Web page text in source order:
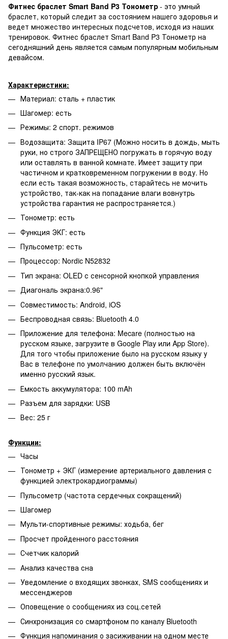
Фитнес браслет Smart Band P3 Тонометр - это умный
браслет, который следит за состоянием нашего здоровья и
ведет множество интересных подсчетов, исходя из наших
тренировок. Фитнес браслет Smart Band P3 Тонометр на
сегодняшний день является самым популярным мобильным
девайсом.
Характеристики:
Материал: сталь + пластик
Шагомер: есть
Режимы: 2 спорт. режимов
Водозащита: Защита IP67 (Можно носить в дождь, мыть
руки, но строго ЗАПРЕЩЕНО погружать в горячую воду
или оставлять в ванной комнате. Имеет защиту при
частичном и кратковременном погружении в воду. Но
если есть такая возможность, старайтесь не мочить
устройство, так-как на попадание влаги вовнутрь
устройства гарантия не распространяется.)
Тонометр: есть
Функция ЭКГ: есть
Пульсометр: есть
Процессор: Nordic N52832
Тип экрана: OLED с сенсорной кнопкой управления
Диагональ экрана:0.96"
Совместимость: Android, iOS
Беспроводная связь: Bluetooth 4.0
Приложение для телефона: Mecare (полностью на
русском языке, загрузите в Google Play или App Store).
Для того чтобы приложение было на русском языку у
Вас в телефоне по умолчанию должен быть включён
именно русский язык.
Емкость аккумулятора: 100 mAh
Разъем для зарядки: USB
Вес: 25 г
Функции:
Часы
Тонометр + ЭКГ (измерение артериального давления с
функцией электрокардиограммы)
Пульсометр (частота сердечных сокращений)
Шагомер
Мульти-спортивные режимы: ходьба, бег
Просчет пройденного расстояния
Счетчик калорий
Анализ качества сна
Уведомление о входящих звонках, SMS сообщениях и
мессенджеров
Оповещение о сообщениях из соц.сетей
Синхронизация со смартфоном по каналу Bluetooth
Функция напоминания о засиживании на одном месте